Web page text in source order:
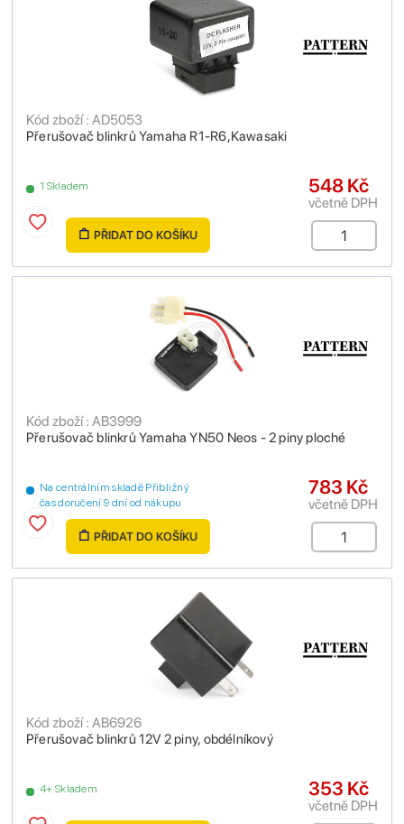
Přerušovač blinkrů Yamaha R1-R6,Kawasaki
Kód zboží : AD5053
1 Skladem 548 Kč
včetně DPH
PŘIDAT DO KOŠÍKU
Přerušovač blinkrů Yamaha YN50 Neos - 2 piny ploché
Kód zboží : AB3999
Na centrálním skladě Přibližný
čas doručení 9 dní od nákupu
783 Kč
včetně DPH
PŘIDAT DO KOŠÍKU
Přerušovač blinkrů 12V 2 piny, obdélníkový
Kód zboží : AB6926
4+ Skladem 353 Kč
včetně DPH